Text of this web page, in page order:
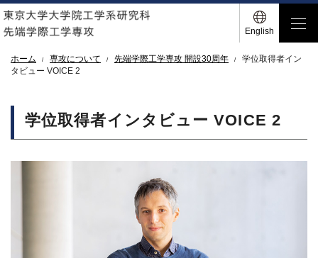
English
ホーム 専攻について 先端学際工学専攻 開設30周年
学位取得者イン
タビュー VOICE 2
学位取得者インタビュー VOICE 2